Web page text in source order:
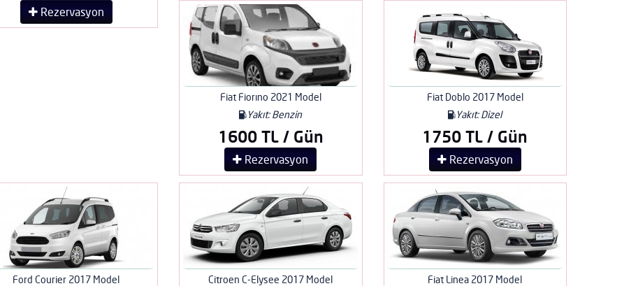
Rezervasyon
Fiat Fiorıno 2021 Model
Yakıt: Benzin
1600 TL / Gün
Rezervasyon
Fiat Doblo 2017 Model
Yakıt: Dizel
1750 TL / Gün
Rezervasyon
Ford Courier 2017 Model
Citroen C-Elysee 2017 Model
Fiat Linea 2017 Model